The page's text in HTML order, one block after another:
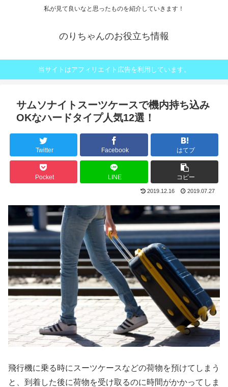
私が見て良いなと思ったものを紹介していきます！
のりちゃんのお役立ち情報
当サイトはアフィリエイト広告を利用しています。
サムソナイトスーツケースで機内持ち込み
OKなハードタイプ人気12選！
Twitter Facebook はてブ
Pocket LINE コピー
2019.12.16 2019.07.27
飛行機に乗る時にスーツケースなどの荷物を預けてしまう
と、到着した後に荷物を受け取るのに時間がかかってしま